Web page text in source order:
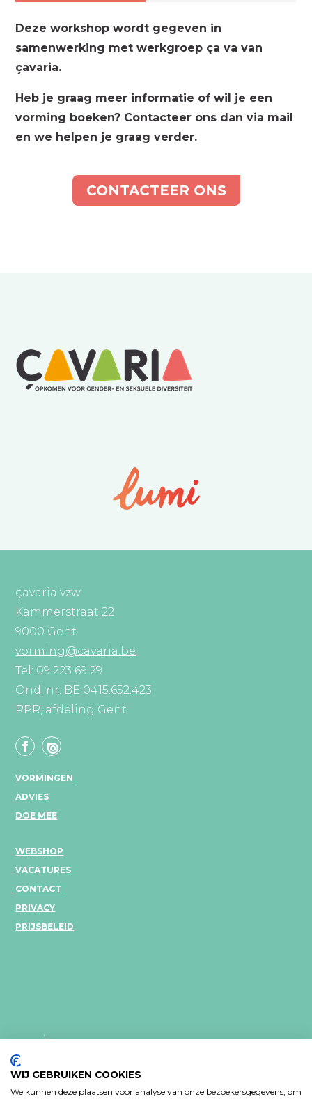
Deze workshop wordt gegeven in
samenwerking met werkgroep ça va van
çavaria.
Heb je graag meer informatie of wil je een
vorming boeken? Contacteer ons dan via mail
en we helpen je graag verder.
CONTACTEER ONS
çavaria vzw
Kammerstraat 22
9000 Gent
vorming@cavaria.be
Tel: 09 223 69 29
Ond. nr. BE 0415.652.423
RPR, afdeling Gent
VORMINGEN
ADVIES
DOE MEE
WEBSHOP
VACATURES
CONTACT
PRIVACY
PRIJSBELEID
WIJ GEBRUIKEN COOKIES
We kunnen deze plaatsen voor analyse van onze bezoekersgegevens, om